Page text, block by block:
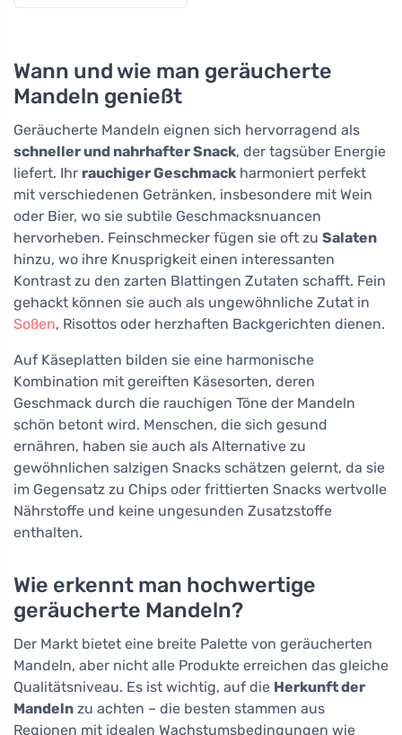
Wann und wie man geräucherte
Mandeln genießt
Geräucherte Mandeln eignen sich hervorragend als
schneller und nahrhafter Snack, der tagsüber Energie
liefert. Ihr rauchiger Geschmack harmoniert perfekt
mit verschiedenen Getränken, insbesondere mit Wein
oder Bier, wo sie subtile Geschmacksnuancen
hervorheben. Feinschmecker fügen sie oft zu Salaten
hinzu, wo ihre Knusprigkeit einen interessanten
Kontrast zu den zarten Blattingen Zutaten schafft. Fein
gehackt können sie auch als ungewöhnliche Zutat in
Soßen, Risottos oder herzhaften Backgerichten dienen.
Auf Käseplatten bilden sie eine harmonische
Kombination mit gereiften Käsesorten, deren
Geschmack durch die rauchigen Töne der Mandeln
schön betont wird. Menschen, die sich gesund
ernähren, haben sie auch als Alternative zu
gewöhnlichen salzigen Snacks schätzen gelernt, da sie
im Gegensatz zu Chips oder frittierten Snacks wertvolle
Nährstoffe und keine ungesunden Zusatzstoffe
enthalten.
Wie erkennt man hochwertige
geräucherte Mandeln?
Der Markt bietet eine breite Palette von geräucherten
Mandeln, aber nicht alle Produkte erreichen das gleiche
Qualitätsniveau. Es ist wichtig, auf die Herkunft der
Mandeln zu achten – die besten stammen aus
Regionen mit idealen Wachstumsbedingungen wie